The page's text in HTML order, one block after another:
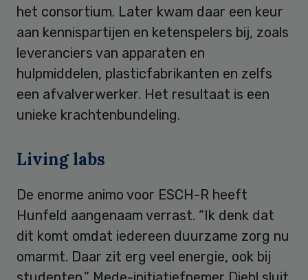
het consortium. Later kwam daar een keur
aan kennispartijen en ketenspelers bij, zoals
leveranciers van apparaten en
hulpmiddelen, plasticfabrikanten en zelfs
een afvalverwerker. Het resultaat is een
unieke krachtenbundeling.
Living labs
De enorme animo voor ESCH-R heeft
Hunfeld aangenaam verrast. “Ik denk dat
dit komt omdat iedereen duurzame zorg nu
omarmt. Daar zit erg veel energie, ook bij